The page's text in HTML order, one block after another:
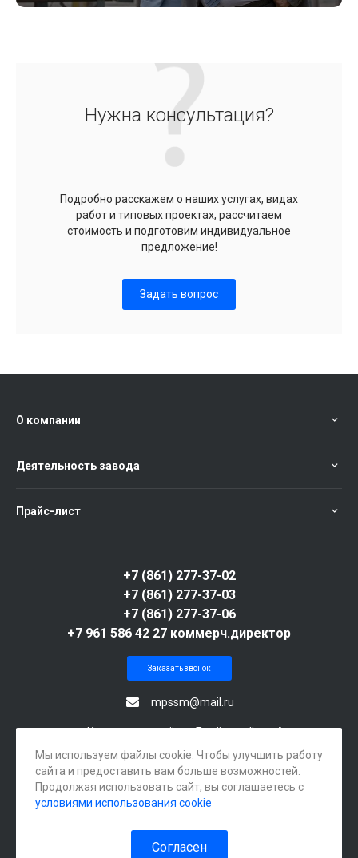
Нужна консультация?
Подробно расскажем о наших услугах, видах
работ и типовых проектах, рассчитаем
стоимость и подготовим индивидуальное
предложение!
Задать вопрос
О компании
Деятельность завода
Прайс-лист
mpssm@mail.ru
+7 (861) 277-37-02
+7 (861) 277-37-03
+7 (861) 277-37-06
+7 961 586 42 27 коммерч.директор
г. Краснодар, посёлок Берёзовый, ул. Археолога
Веселовского, 105А
Заказать звонок
Мы используем файлы cookie. Чтобы улучшить работу
сайта и предоставить вам больше возможностей.
Продолжая использовать сайт, вы соглашаетесь с
условиями использования cookie
Согласен